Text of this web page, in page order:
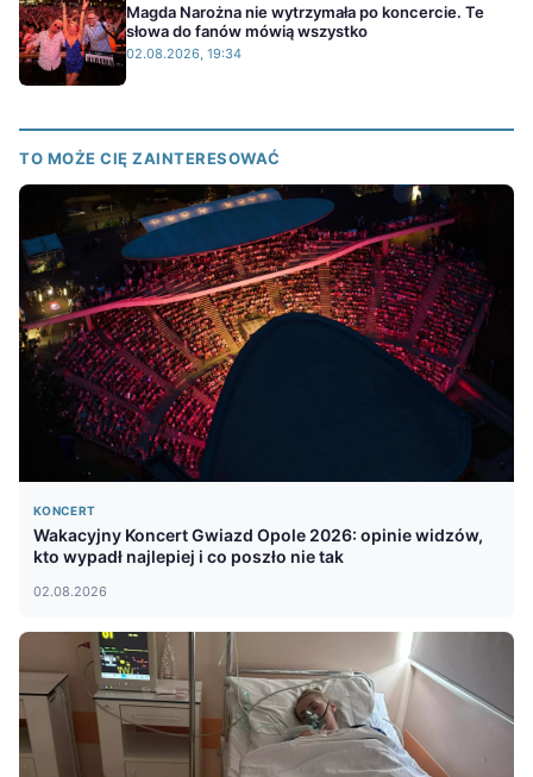
Magda Narożna nie wytrzymała po koncercie. Te
słowa do fanów mówią wszystko
02.08.2026, 19:34
TO MOŻE CIĘ ZAINTERESOWAĆ
KONCERT
Wakacyjny Koncert Gwiazd Opole 2026: opinie widzów,
kto wypadł najlepiej i co poszło nie tak
02.08.2026